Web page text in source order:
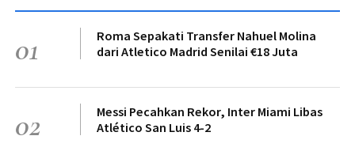
01
Roma Sepakati Transfer Nahuel Molina
dari Atletico Madrid Senilai €18 Juta
02
Messi Pecahkan Rekor, Inter Miami Libas
Atlético San Luis 4-2